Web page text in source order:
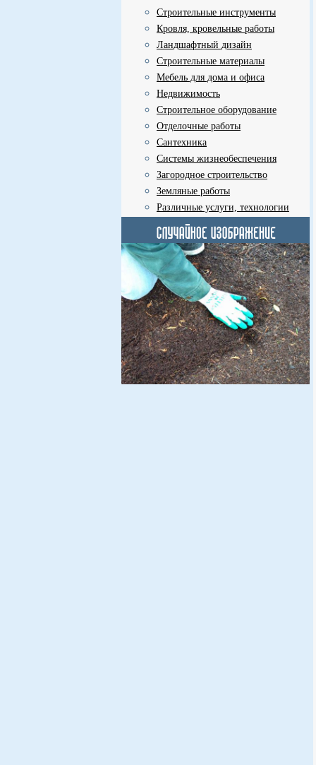
Строительные инструменты
Кровля, кровельные работы
Ландшафтный дизайн
Строительные материалы
Мебель для дома и офиса
Недвижимость
Строительное оборудование
Отделочные работы
Сантехника
Системы жизнеобеспечения
Загородное строительство
Земляные работы
Различные услуги, технологии